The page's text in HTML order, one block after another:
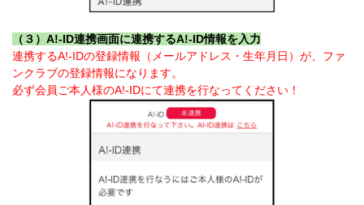
（３）A!-ID連携画面に連携するA!-ID情報を入力
連携するA!-IDの登録情報（メールアドレス・生年月日）が、ファ
ンクラブの登録情報になります。
必ず会員ご本人様のA!-IDにて連携を行なってください！